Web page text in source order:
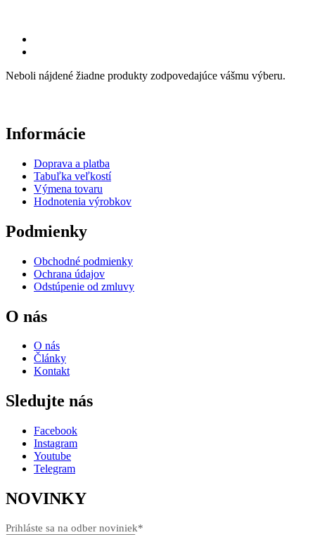
Neboli nájdené žiadne produkty zodpovedajúce vášmu výberu.
Informácie
Doprava a platba
Tabuľka veľkostí
Výmena tovaru
Hodnotenia výrobkov
Podmienky
Obchodné podmienky
Ochrana údajov
Odstúpenie od zmluvy
O nás
O nás
Články
Kontakt
Sledujte nás
Facebook
Instagram
Youtube
Telegram
NOVINKY
Prihláste sa na odber noviniek*